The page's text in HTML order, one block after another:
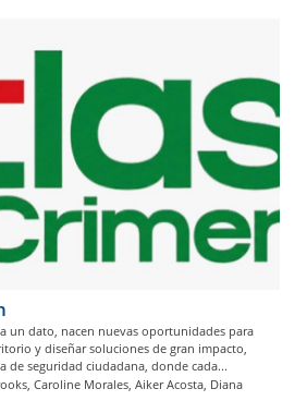
un dato, nacen nuevas oportunidades para
y diseñar soluciones de gran impacto,
de seguridad ciudadana, donde cada...
Caroline Morales, Aiker Acosta, Diana